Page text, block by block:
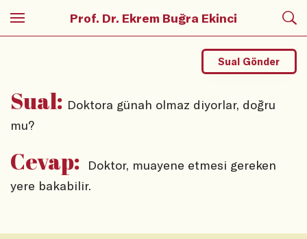
Prof. Dr. Ekrem Buğra Ekinci
Sual: Doktora günah olmaz diyorlar, doğru
mu?
Sual Gönder
Cevap:
Doktor, muayene etmesi gereken
yere bakabilir.